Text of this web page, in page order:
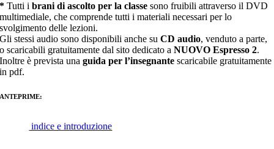
* Tutti i brani di ascolto per la classe sono fruibili attraverso il DVD
multimediale, che comprende tutti i materiali necessari per lo
svolgimento delle lezioni.
Gli stessi audio sono disponibili anche suCD audio, venduto a parte,
o scaricabili gratuitamente dal sito dedicato aNUOVO Espresso 2.
Inoltre è prevista unaguida per l’insegnante scaricabile gratuitamente
in pdf.
ANTEPRIME:
indice e introduzione